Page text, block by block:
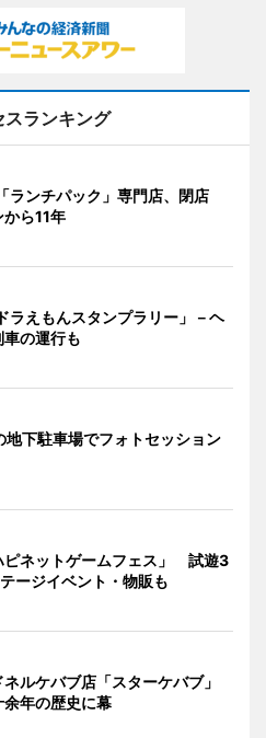
スランキング
ランチパック」専門店、閉店
ら11年
ラえもんスタンプラリー」－ヘ
車の運行も
地下駐車場でフォトセッション
ピネットゲームフェス」 試遊3
ージイベント・物販も
ルケバブ店「スターケバブ」
年の歴史に幕